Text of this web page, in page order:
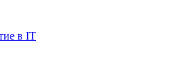
в IT